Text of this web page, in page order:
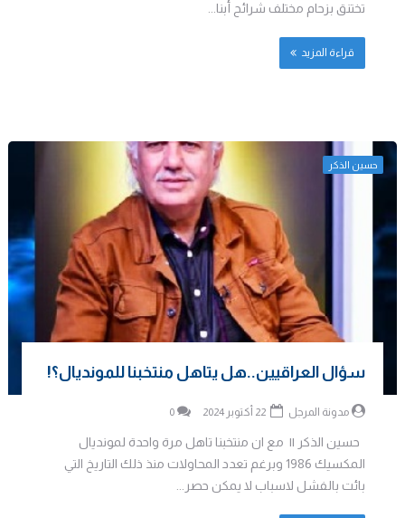
تختنق بزحام مختلف شرائح أبنا...
قراءة المزيد
حسين الذكر
سؤال العراقيين..هل يتاهل منتخبنا للمونديال؟!
مدونة المرجل 0
حسين الذكر || مع ان منتخبنا تاهل مرة واحدة لمونديال
المكسيك 1986 وبرغم تعدد المحاولات منذ ذلك التاريخ التي
بائت بالفشل لاسباب لا يمكن حصر...